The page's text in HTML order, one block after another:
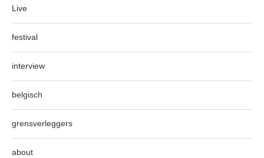
Live
festival
interview
belgisch
grensverleggers
about